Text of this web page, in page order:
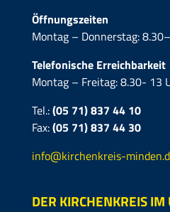
Öffnungszeiten
Montag – Donnerstag:
Telefonische Erreichbarkeit
Montag – Freitag: 8.30- 13
Tel.:(05 71) 837 44 10
Fax:(05 71)837 44 30
info@kirchenkreis-
DER KIRCHENKREIS IM